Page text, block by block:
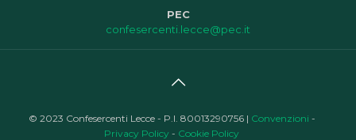
PEC
confesercenti.lecce@pec.it
© 2023 Confesercenti Lecce - P.I. 80013290756 | Convenzioni -
Privacy Policy - Cookie Policy